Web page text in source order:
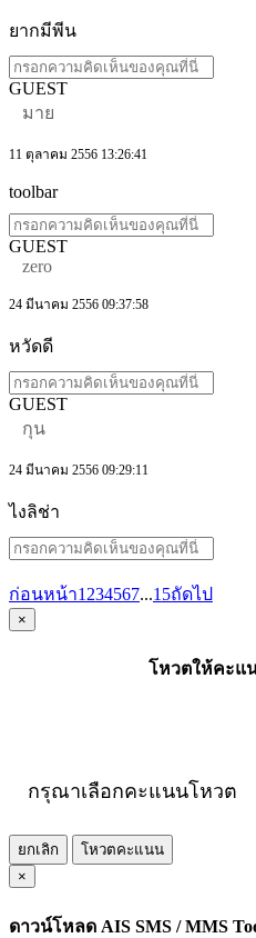
ยากมีพีน
GUEST
มาย
11 ตุลาคม 2556 13:26:41
toolbar
GUEST
zero
24 มีนาคม 2556 09:37:58
หวัดดี
GUEST
กุน
24 มีนาคม 2556 09:29:11
ไงลิช่า
ก่อนหน้า1 234567...15ถัดไป
×
โหวตให้คะแ
กรุณาเลือกคะแนนโหวต
ยกเลิก
โหวตคะแนน
×
ดาวน์โหลด AIS SMS / MMS